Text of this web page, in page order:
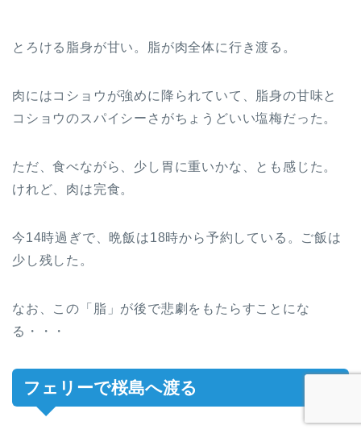
とろける脂身が甘い。脂が肉全体に行き渡る。
肉にはコショウが強めに降られていて、脂身の甘味と
コショウのスパイシーさがちょうどいい塩梅だった。
ただ、食べながら、少し胃に重いかな、とも感じた。
けれど、肉は完食。
今14時過ぎで、晩飯は18時から予約している。ご飯は
少し残した。
なお、この「脂」が後で悲劇をもたらすことにな
る・・・
フェリーで桜島へ渡る